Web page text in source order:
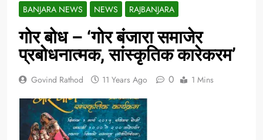
BANJARA NEWS NEWS RAJBANJARA
गोर बोध – ‘गोर बंजारा समाजेर
प्रबोधनात्मक, सांस्कृतिक कारेकरम’
Govind Rathod 11 Years Ago 0 1 Mins